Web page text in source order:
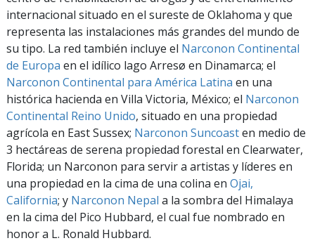
internacional situado en el sureste de Oklahoma y que
representa las instalaciones más grandes del mundo de
su tipo. La red también incluye el Narconon Continental
de Europa en el idílico lago Arresø en Dinamarca; el
Narconon Continental para América Latina en una
histórica hacienda en Villa Victoria, México; el Narconon
Continental Reino Unido, situado en una propiedad
agrícola en East Sussex; Narconon Suncoasten medio de
3 hectáreas de serena propiedad forestal en Clearwater,
Florida; un Narconon para servir a artistas y líderes en
una propiedad en la cima de una colina en Ojai,
California; y Narconon Nepal a la sombra del Himalaya
en la cima del Pico Hubbard, el cual fue nombrado en
honor a L. Ronald Hubbard.